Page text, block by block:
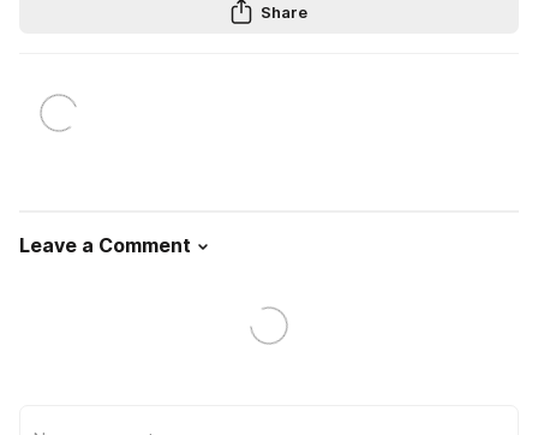
Share
Leave a Comment